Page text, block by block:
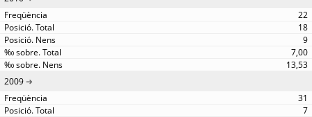
22
18
9
7,00
13,53
2009
31
7